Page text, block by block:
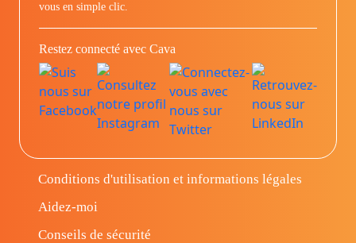
vous en simple clic.
Restez connecté avec Cava
Conditions d'utilisation et informations légales
Aidez-moi
Conseils de sécurité